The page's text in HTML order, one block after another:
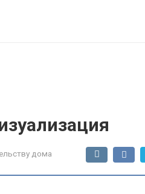
дома